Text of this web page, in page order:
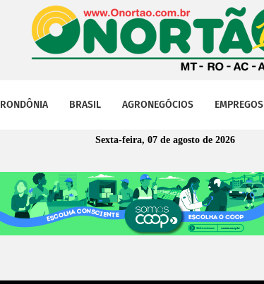
RONDÔNIA BRASIL AGRONEGÓCIOS EMPREGOS
Sexta-feira, 07 de agosto de 2026